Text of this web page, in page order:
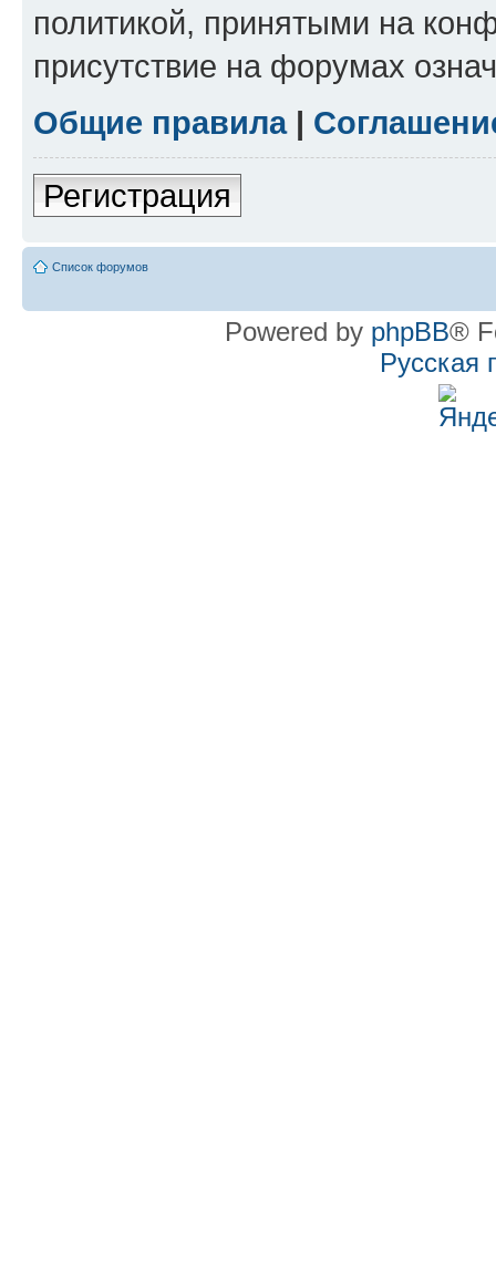
политикой, принятыми на
присутствие на форумах
Общие правила|
Регистрация
Список форумов
Powered by phpBB®
Русская